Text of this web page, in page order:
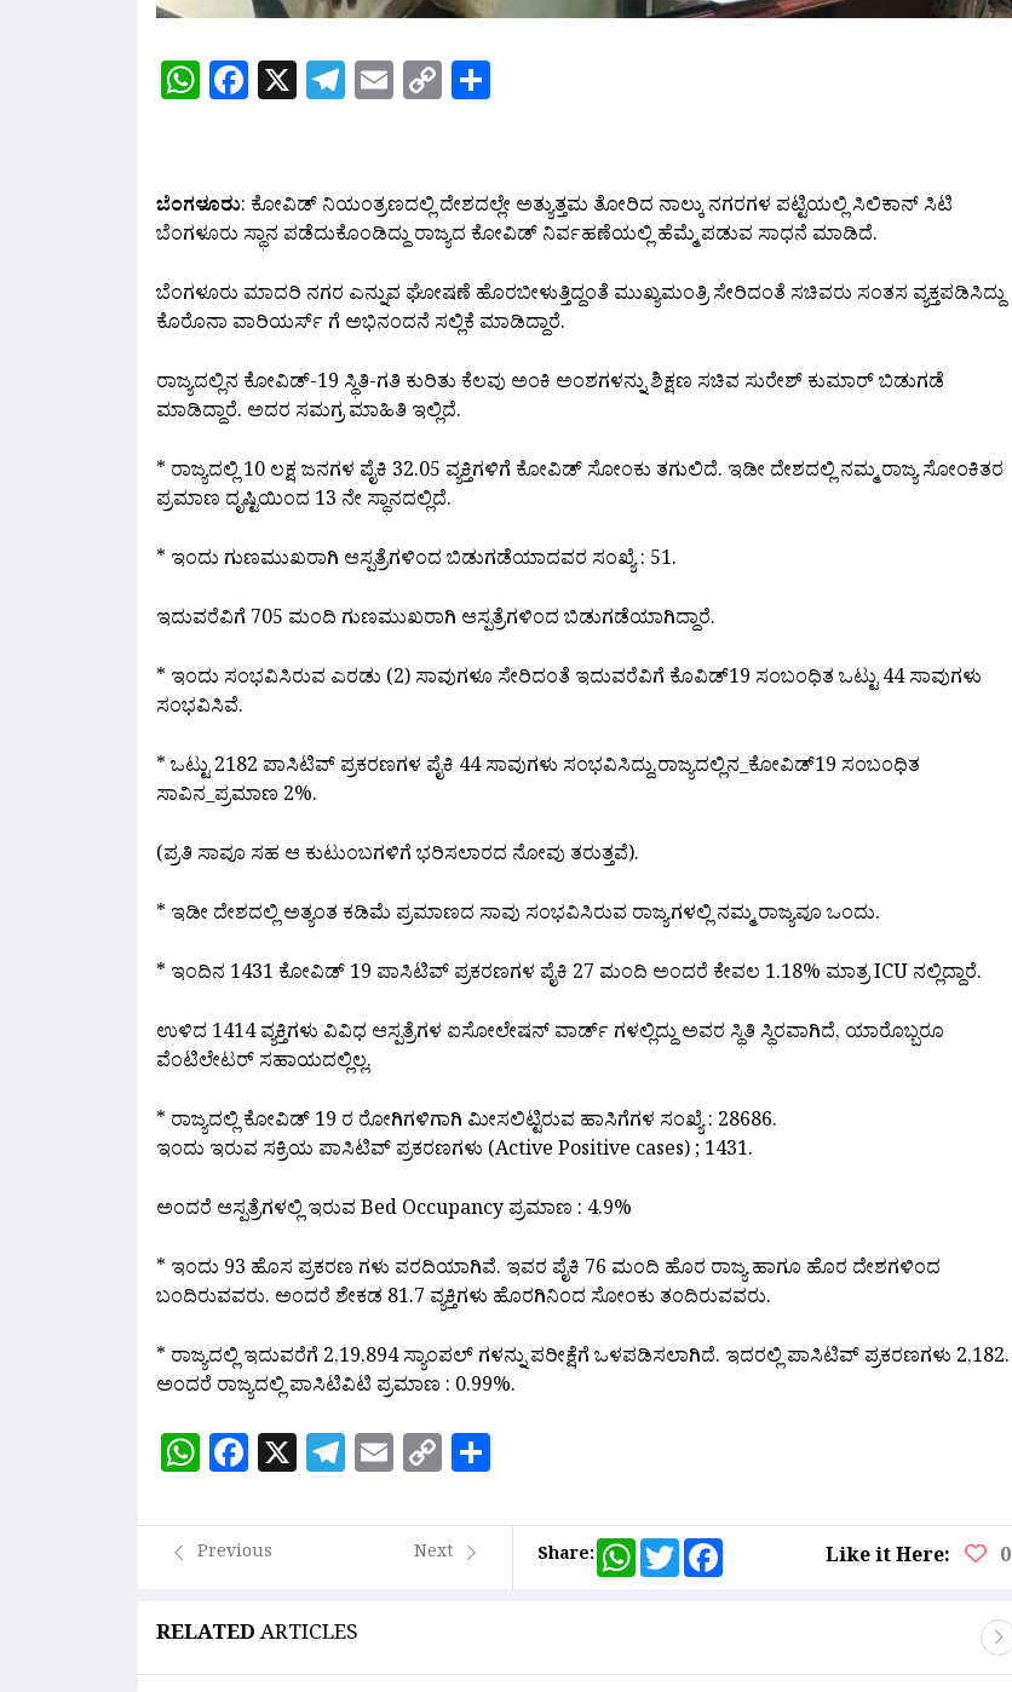
WhatsApp
Facebook
X Telegram
Email
Copy
Link
ಬೆಂಗಳೂರು: ಕೋವಿಡ್ ನಿಯಂತ್ರಣದಲ್ಲಿ ದೇಶದಲ್ಲೇ ಅತ್ಯುತ್ತಮ ತೋರಿದ ನಾಲ್ಕು ನಗರಗಳ ಪಟ್ಟಿಯಲ್ಲಿ ಸಿಲಿಕಾನ್ ಸಿಟಿ
ಬೆಂಗಳೂರು‌ ಸ್ಥಾನ ಪಡೆದುಕೊಂಡಿದ್ದು ರಾಜ್ಯದ ಕೋವಿಡ್ ನಿರ್ವಹಣೆಯಲ್ಲಿ ಹೆಮ್ಮೆ ಪಡುವ ಸಾಧನೆ ಮಾಡಿದೆ.
ಬೆಂಗಳೂರು ಮಾದರಿ ನಗರ ಎನ್ನುವ ಘೋಷಣೆ ಹೊರಬೀಳುತ್ತಿದ್ದಂತೆ ಮುಖ್ಯಮಂತ್ರಿ ಸೇರಿದಂತೆ ಸಚಿವರು ಸಂತಸ ವ್ಯಕ್ತಪಡಿಸಿದ್ದು
ಕೊರೊನಾ ವಾರಿಯರ್ಸ್‌ ಗೆ ಅಭಿನಂದನೆ ಸಲ್ಲಿಕೆ ಮಾಡಿದ್ದಾರೆ.
ರಾಜ್ಯದಲ್ಲಿನ ಕೋವಿಡ್-19 ಸ್ಥಿತಿ-ಗತಿ ಕುರಿತು ಕೆಲವು ಅಂಕಿ ಅಂಶಗಳನ್ನು ಶಿಕ್ಷಣ ಸಚಿವ ಸುರೇಶ್ ಕುಮಾರ್ ಬಿಡುಗಡೆ
ಮಾಡಿದ್ದಾರೆ. ಅದರ ಸಮಗ್ರ ಮಾಹಿತಿ ಇಲ್ಲಿದೆ.
* ರಾಜ್ಯದಲ್ಲಿ 10 ಲಕ್ಷ ಜನಗಳ ಪೈಕಿ 32.05 ವ್ಯಕ್ತಿಗಳಿಗೆ ಕೋವಿಡ್ ಸೋಂಕು ತಗುಲಿದೆ. ಇಡೀ ದೇಶದಲ್ಲಿ ನಮ್ಮ ರಾಜ್ಯ ಸೋಂಕಿತರ
ಪ್ರಮಾಣ ದೃಷ್ಟಿಯಿಂದ 13 ನೇ ಸ್ಥಾನದಲ್ಲಿದೆ.
* ಇಂದು ಗುಣಮುಖರಾಗಿ ಆಸ್ಪತ್ರೆಗಳಿಂದ ಬಿಡುಗಡೆಯಾದವರ ಸಂಖ್ಯೆ : 51.
ಇದುವರೆವಿಗೆ 705 ಮಂದಿ ಗುಣಮುಖರಾಗಿ ಆಸ್ಪತ್ರೆಗಳಿಂದ ಬಿಡುಗಡೆಯಾಗಿದ್ದಾರೆ.
* ಇಂದು ಸಂಭವಿಸಿರುವ ಎರಡು (2) ಸಾವುಗಳೂ ಸೇರಿದಂತೆ ಇದುವರೆವಿಗೆ ಕೊವಿಡ್19 ಸಂಬಂಧಿತ ಒಟ್ಟು 44 ಸಾವುಗಳು
ಸಂಭವಿಸಿವೆ.
* ಒಟ್ಟು 2182 ಪಾಸಿಟಿವ್ ಪ್ರಕರಣಗಳ ಪೈಕಿ 44 ಸಾವುಗಳು ಸಂಭವಿಸಿದ್ದು,ರಾಜ್ಯದಲ್ಲಿನ_ಕೋವಿಡ್19 ಸಂಬಂಧಿತ
ಸಾವಿನ_ಪ್ರಮಾಣ 2%.
(ಪ್ರತಿ ಸಾವೂ ಸಹ ಆ ಕುಟುಂಬಗಳಿಗೆ ಭರಿಸಲಾರದ ನೋವು ತರುತ್ತವೆ).
* ಇಡೀ ದೇಶದಲ್ಲಿ ಅತ್ಯಂತ ಕಡಿಮೆ ಪ್ರಮಾಣದ ಸಾವು ಸಂಭವಿಸಿರುವ ರಾಜ್ಯಗಳಲ್ಲಿ ನಮ್ಮ ರಾಜ್ಯವೂ ಒಂದು.
* ಇಂದಿನ 1431 ಕೋವಿಡ್ 19 ಪಾಸಿಟಿವ್ ಪ್ರಕರಣಗಳ ಪೈಕಿ 27 ಮಂದಿ ಅಂದರೆ ಕೇವಲ 1.18% ಮಾತ್ರ ICU ನಲ್ಲಿದ್ದಾರೆ.
ಉಳಿದ 1414 ವ್ಯಕ್ತಿಗಳು ವಿವಿಧ ಆಸ್ಪತ್ರೆಗಳ ಐಸೋಲೇಷನ್ ವಾರ್ಡ್ ಗಳಲ್ಲಿದ್ದು ಅವರ ಸ್ಥಿತಿ ಸ್ಥಿರವಾಗಿದೆ‌, ಯಾರೊಬ್ಬರೂ
ವೆಂಟಿಲೇಟರ್ ಸಹಾಯದಲ್ಲಿಲ್ಲ.‌
* ರಾಜ್ಯದಲ್ಲಿ ಕೋವಿಡ್ 19 ರ ರೋಗಿಗಳಿಗಾಗಿ ಮೀಸಲಿಟ್ಟಿರುವ ಹಾಸಿಗೆಗಳ ಸಂಖ್ಯೆ : 28686.
ಇಂದು ಇರುವ ಸಕ್ರಿಯ ಪಾಸಿಟಿವ್ ಪ್ರಕರಣಗಳು (Active Positive cases) ; 1431.
ಅಂದರೆ ಆಸ್ಪತ್ರೆಗಳಲ್ಲಿ ಇರುವ Bed Occupancy ಪ್ರಮಾಣ : 4.9%
* ಇಂದು 93 ಹೊಸ ಪ್ರಕರಣ ಗಳು ವರದಿಯಾಗಿವೆ. ಇವರ ಪೈಕಿ 76 ಮಂದಿ ಹೊರ ರಾಜ್ಯ ಹಾಗೂ ಹೊರ ದೇಶಗಳಿಂದ
ಬಂದಿರುವವರು.‌ ಅಂದರೆ ಶೇಕಡ 81.7 ವ್ಯಕ್ತಿಗಳು ಹೊರಗಿನಿಂದ ಸೋಂಕು ತಂದಿರುವವರು.‌
* ರಾಜ್ಯದಲ್ಲಿ ಇದುವರೆಗೆ 2,19,894 ಸ್ಯಾಂಪಲ್ ಗಳನ್ನು ಪರೀಕ್ಷೆಗೆ ಒಳಪಡಿಸಲಾಗಿದೆ. ಇದರಲ್ಲಿ ಪಾಸಿಟಿವ್ ಪ್ರಕರಣಗಳು 2,182.
ಅಂದರೆ ರಾಜ್ಯದಲ್ಲಿ ಪಾಸಿಟಿವಿಟಿ ಪ್ರಮಾಣ : 0.99%.
WhatsApp
Facebook
X Telegram
Email
Copy
Link
Previous Next Share: WhatsApp
TwitterFacebook Like it Here: 0
RELATEDARTICLES